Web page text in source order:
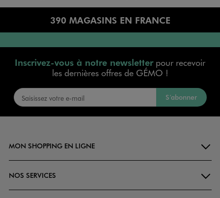
390 MAGASINS EN FRANCE
Inscrivez-vous à notre newsletterpour recevoir
les dernières offres de GÉMO !
S’abonner
MON SHOPPING EN LIGNE
NOS SERVICES